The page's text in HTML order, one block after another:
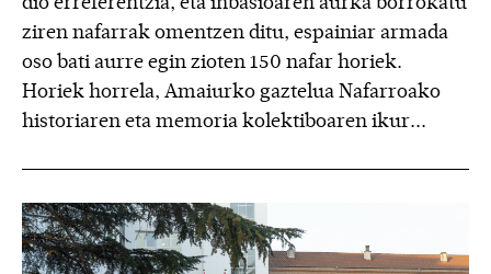
ziren nafarrak omentzen ditu, espainiar armada
oso bati aurre egin zioten 150 nafar horiek.
Horiek horrela, Amaiurko gaztelua Nafarroako
historiaren eta memoria kolektiboaren ikur...